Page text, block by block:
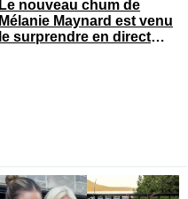
Le nouveau chum de
Mélanie Maynard est venu
le surprendre en direct